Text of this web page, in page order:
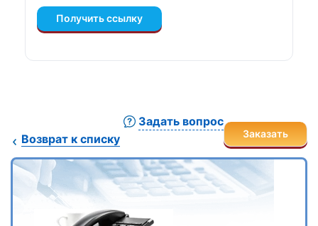
Получить ссылку
Возврат к списку
Задать вопрос
Заказать